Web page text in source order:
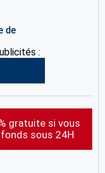
de
:
gratuite si vous
sous 24H